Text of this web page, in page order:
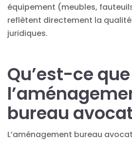
équipement (meubles,
reflètent directement la
juridiques.
Qu’est-ce que
bureau
L’aménagement bureau